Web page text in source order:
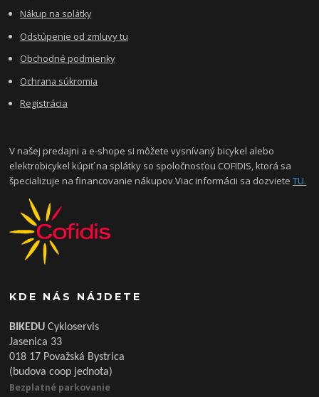
Nákup na splátky
Odstúpenie od zmluvy tu
Obchodné podmienky
Ochrana súkromia
Registrácia
V našej predajni a e-shope si môžete vysnívaný bicykel alebo
elektrobicykel kúpiť na splátky so spoločnosťou COFIDIS, ktorá sa
špecializuje na financovanie nákupov.Viac informácii sa dozvieteTU.
KDE NÁS NÁJDETE
BIKEDUCykloservis
Jasenica 33
018 17 Považská Bystrica
(budova coop jednota)
Bezplatné parkovanie